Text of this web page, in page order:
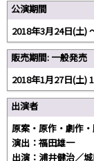
公演期間
2018年3月24日(土)
販売期間: 一般発売
2018年1月27日(土)
出演者
原案・原作・劇作
演出：福田雄一
出演：浦井健治／